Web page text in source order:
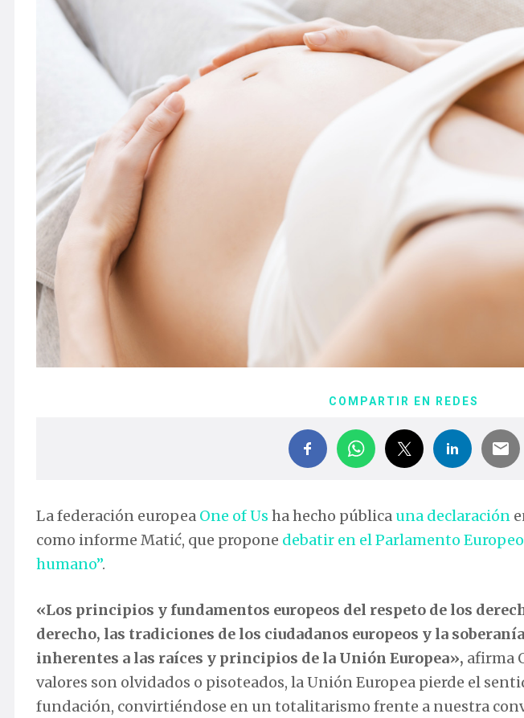
COMPARTIR EN REDES
La federación europea One of Us ha hecho pública una declaración
como informe Matić, que propone debatir en el Parlamento
humano”.
«Los principios y fundamentos europeos del respeto de los
derecho, las tradiciones de los ciudadanos europeos y la
inherentes a las raíces y principios de la Unión Europea», afirma
valores son olvidados o pisoteados, la Unión Europea pierde el
fundación, convirtiéndose en un totalitarismo frente a nuestra